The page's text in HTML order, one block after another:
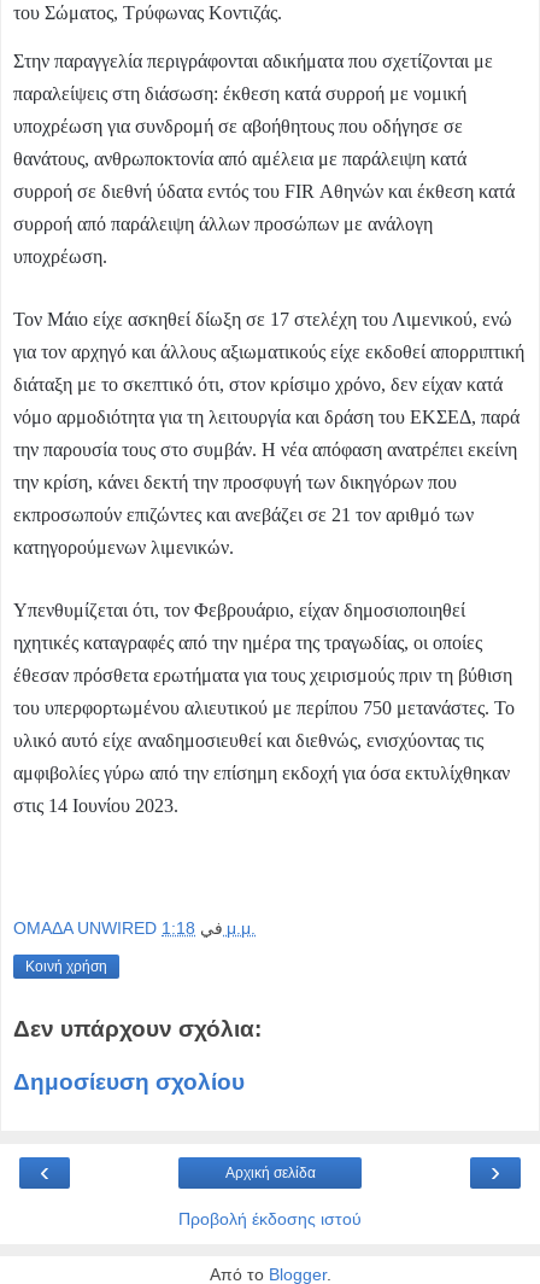
του Σώματος, Τρύφωνας Κοντιζάς.
Στην παραγγελία περιγράφονται αδικήματα που σχετίζονται με
παραλείψεις στη διάσωση: έκθεση κατά συρροή με νομική
υποχρέωση για συνδρομή σε αβοήθητους που οδήγησε σε
θανάτους, ανθρωποκτονία από αμέλεια με παράλειψη κατά
συρροή σε διεθνή ύδατα εντός του FIR Αθηνών και έκθεση κατά
συρροή από παράλειψη άλλων προσώπων με ανάλογη
υποχρέωση.
Τον Μάιο είχε ασκηθεί δίωξη σε 17 στελέχη του Λιμενικού, ενώ
για τον αρχηγό και άλλους αξιωματικούς είχε εκδοθεί απορριπτική
διάταξη με το σκεπτικό ότι, στον κρίσιμο χρόνο, δεν είχαν κατά
νόμο αρμοδιότητα για τη λειτουργία και δράση του ΕΚΣΕΔ, παρά
την παρουσία τους στο συμβάν. Η νέα απόφαση ανατρέπει εκείνη
την κρίση, κάνει δεκτή την προσφυγή των δικηγόρων που
εκπροσωπούν επιζώντες και ανεβάζει σε 21 τον αριθμό των
κατηγορούμενων λιμενικών.
Υπενθυμίζεται ότι, τον Φεβρουάριο, είχαν δημοσιοποιηθεί
ηχητικές καταγραφές από την ημέρα της τραγωδίας, οι οποίες
έθεσαν πρόσθετα ερωτήματα για τους χειρισμούς πριν τη βύθιση
του υπερφορτωμένου αλιευτικού με περίπου 750 μετανάστες. Το
υλικό αυτό είχε αναδημοσιευθεί και διεθνώς, ενισχύοντας τις
αμφιβολίες γύρω από την επίσημη εκδοχή για όσα εκτυλίχθηκαν
στις 14 Ιουνίου 2023.
OMAΔΑ UNWIRED في 1:18 μ.μ.
Κοινή χρήση
Δεν υπάρχουν σχόλια:
Δημοσίευση σχολίου
‹ ›
Αρχική σελίδα
Προβολή έκδοσης ιστού
Από το Blogger.